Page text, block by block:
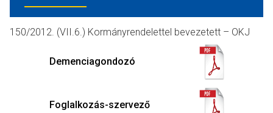
meg
keresés
150/2012. (VII.6.) Kormányrendelettel bevezetett – OKJ
Demenciagondozó
Foglalkozás-szervező